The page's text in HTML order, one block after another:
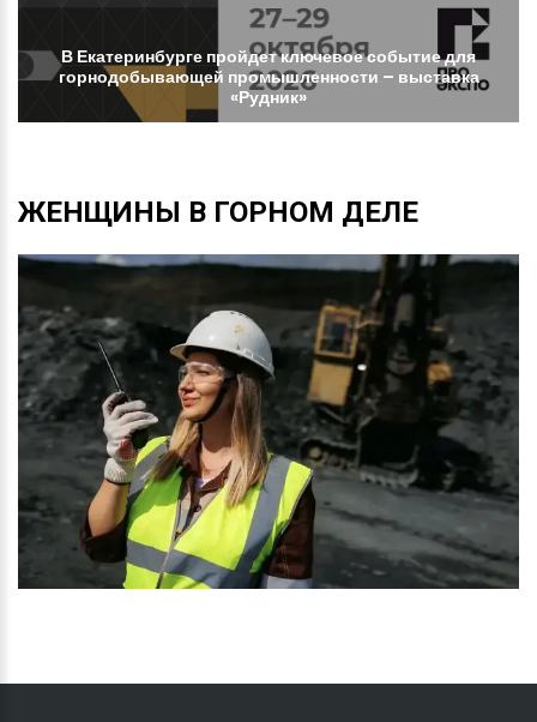
В Екатеринбурге пройдетключевоесобытиедля
горнодобывающей промышленности – выставка
«Рудник»
ЖЕНЩИНЫ В ГОРНОМ ДЕЛЕ